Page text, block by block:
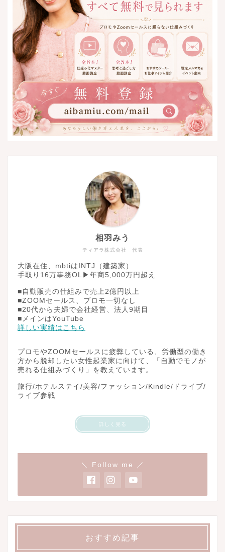
ティアラ株式会社 代表
相羽みう
大阪在住、mbtiはINTJ（建築家）
手取り16万事務OL▶︎年商5,000万円超え
■自動販売の仕組みで売上2億円以上
■ZOOMセールス、プロモ一切なし
■20代から夫婦で会社経営、法人9期目
■メインはYouTube
詳しい実績はこちら
プロモやZOOMセールスに疲弊している、労働型の働き
方から脱却したい女性起業家に向けて、「自動でモノが
売れる仕組みづくり」を教えています。
旅行/ホテルステイ/美容/ファッション/Kindle/ドライブ/
ライブ参戦
詳しく見る
＼ Follow me ／
おすすめ記事